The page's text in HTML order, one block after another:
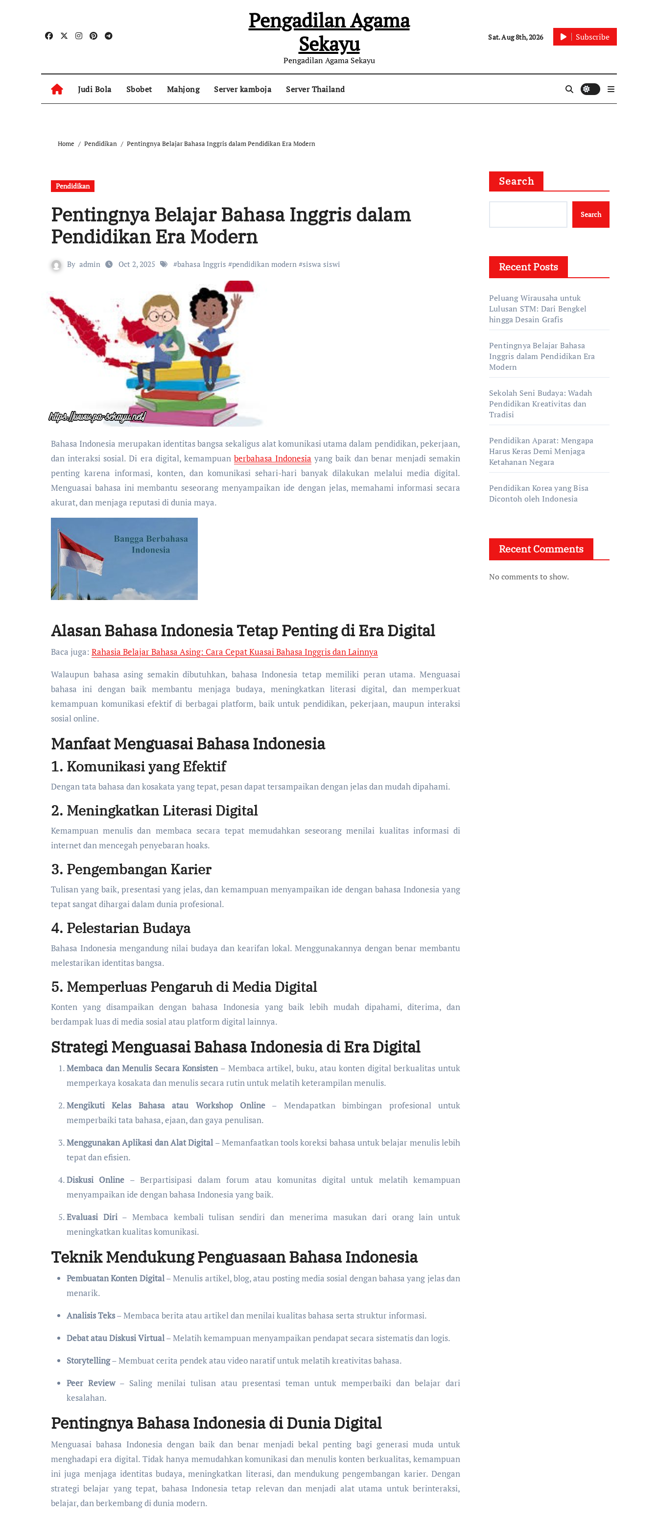
Pengadilan Agama
Sekayu
Pengadilan Agama Sekayu
Sat. Aug 8th, 2026 Subscribe
Judi Bola Sbobet Mahjong Server kamboja Server Thailand
Home Pendidikan Pentingnya Belajar Bahasa Inggris dalam Pendidikan Era Modern
Pendidikan
Pentingnya Belajar Bahasa Inggris dalam
Pendidikan Era Modern
By admin Oct 2, 2025 #bahasa Inggris #pendidikan modern #siswa siswi
Bahasa Indonesia merupakan identitas bangsa sekaligus alat komunikasi utama dalam pendidikan, pekerjaan,
dan interaksi sosial. Di era digital, kemampuan berbahasa Indonesia yang baik dan benar menjadi semakin
penting karena informasi, konten, dan komunikasi sehari-hari banyak dilakukan melalui media digital.
Menguasai bahasa ini membantu seseorang menyampaikan ide dengan jelas, memahami informasi secara
akurat, dan menjaga reputasi di dunia maya.
Alasan Bahasa Indonesia Tetap Penting di Era Digital
Baca juga: Rahasia Belajar Bahasa Asing: Cara Cepat Kuasai Bahasa Inggris dan Lainnya
Walaupun bahasa asing semakin dibutuhkan, bahasa Indonesia tetap memiliki peran utama. Menguasai
bahasa ini dengan baik membantu menjaga budaya, meningkatkan literasi digital, dan memperkuat
kemampuan komunikasi efektif di berbagai platform, baik untuk pendidikan, pekerjaan, maupun interaksi
sosial online.
Manfaat Menguasai Bahasa Indonesia
1. Komunikasi yang Efektif
Dengan tata bahasa dan kosakata yang tepat, pesan dapat tersampaikan dengan jelas dan mudah dipahami.
2. Meningkatkan Literasi Digital
Kemampuan menulis dan membaca secara tepat memudahkan seseorang menilai kualitas informasi di
internet dan mencegah penyebaran hoaks.
3. Pengembangan Karier
Tulisan yang baik, presentasi yang jelas, dan kemampuan menyampaikan ide dengan bahasa Indonesia yang
tepat sangat dihargai dalam dunia profesional.
4. Pelestarian Budaya
Bahasa Indonesia mengandung nilai budaya dan kearifan lokal. Menggunakannya dengan benar membantu
melestarikan identitas bangsa.
5. Memperluas Pengaruh di Media Digital
Konten yang disampaikan dengan bahasa Indonesia yang baik lebih mudah dipahami, diterima, dan
berdampak luas di media sosial atau platform digital lainnya.
Strategi Menguasai Bahasa Indonesia di Era Digital
Membaca dan Menulis Secara Konsisten – Membaca artikel, buku, atau konten digital berkualitas untuk
memperkaya kosakata dan menulis secara rutin untuk melatih keterampilan menulis.
Mengikuti Kelas Bahasa atau Workshop Online – Mendapatkan bimbingan profesional untuk
memperbaiki tata bahasa, ejaan, dan gaya penulisan.
Menggunakan Aplikasi dan Alat Digital – Memanfaatkan tools koreksi bahasa untuk belajar menulis lebih
tepat dan efisien.
Diskusi Online – Berpartisipasi dalam forum atau komunitas digital untuk melatih kemampuan
menyampaikan ide dengan bahasa Indonesia yang baik.
Evaluasi Diri– Membaca kembali tulisan sendiri dan menerima masukan dari orang lain untuk
meningkatkan kualitas komunikasi.
Teknik Mendukung Penguasaan Bahasa Indonesia
Pembuatan Konten Digital– Menulis artikel, blog, atau posting media sosial dengan bahasa yang jelas dan
menarik.
Analisis Teks– Membaca berita atau artikel dan menilai kualitas bahasa serta struktur informasi.
Debat atau Diskusi Virtual– Melatih kemampuan menyampaikan pendapat secara sistematis dan logis.
Storytelling– Membuat cerita pendek atau video naratif untuk melatih kreativitas bahasa.
Peer Review– Saling menilai tulisan atau presentasi teman untuk memperbaiki dan belajar dari
kesalahan.
Pentingnya Bahasa Indonesia di Dunia Digital
Menguasai bahasa Indonesia dengan baik dan benar menjadi bekal penting bagi generasi muda untuk
menghadapi era digital. Tidak hanya memudahkan komunikasi dan menulis konten berkualitas, kemampuan
ini juga menjaga identitas budaya, meningkatkan literasi, dan mendukung pengembangan karier. Dengan
strategi belajar yang tepat, bahasa Indonesia tetap relevan dan menjadi alat utama untuk berinteraksi,
belajar, dan berkembang di dunia modern.
Search
Search
Recent Posts
Peluang Wirausaha untuk
Lulusan STM: Dari Bengkel
hingga Desain Grafis
Pentingnya Belajar Bahasa
Inggris dalam Pendidikan Era
Modern
Sekolah Seni Budaya: Wadah
Pendidikan Kreativitas dan
Tradisi
Pendidikan Aparat: Mengapa
Harus Keras Demi Menjaga
Ketahanan Negara
Pendidikan Korea yang Bisa
Dicontoh oleh Indonesia
Recent Comments
No comments to show.